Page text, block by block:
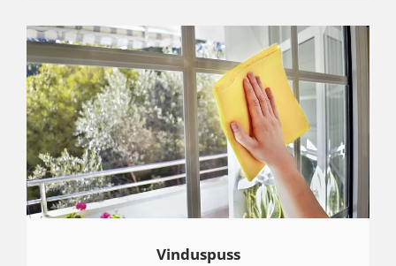
Vinduspuss